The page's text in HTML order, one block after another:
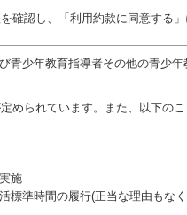
確認し、「利用約款に同意する
青少年教育指導者その他の青少
められています。また、以下の
施
標準時間の履行(正当な理由も